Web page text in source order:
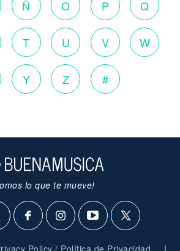
Ñ O P Q
T U V W
Y Z #
lo que te mueve!
Policy / Política de Privacidad |